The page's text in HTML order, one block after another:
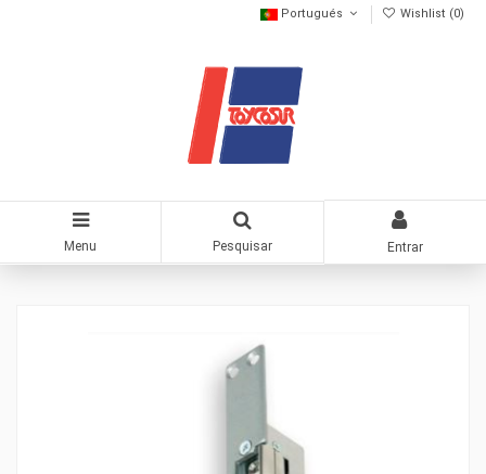
Portugués Wishlist (0)
Menu Pesquisar Entrar